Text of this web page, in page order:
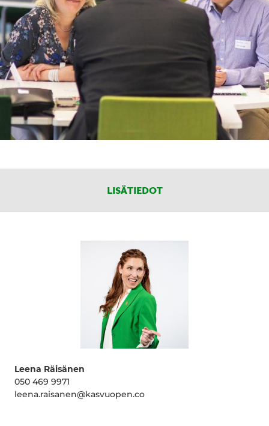
LISÄTIEDOT
Leena Räisänen
050 469 9971
leena.raisanen@kasvuopen.co